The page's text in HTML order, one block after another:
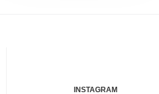
INSTAGRAM